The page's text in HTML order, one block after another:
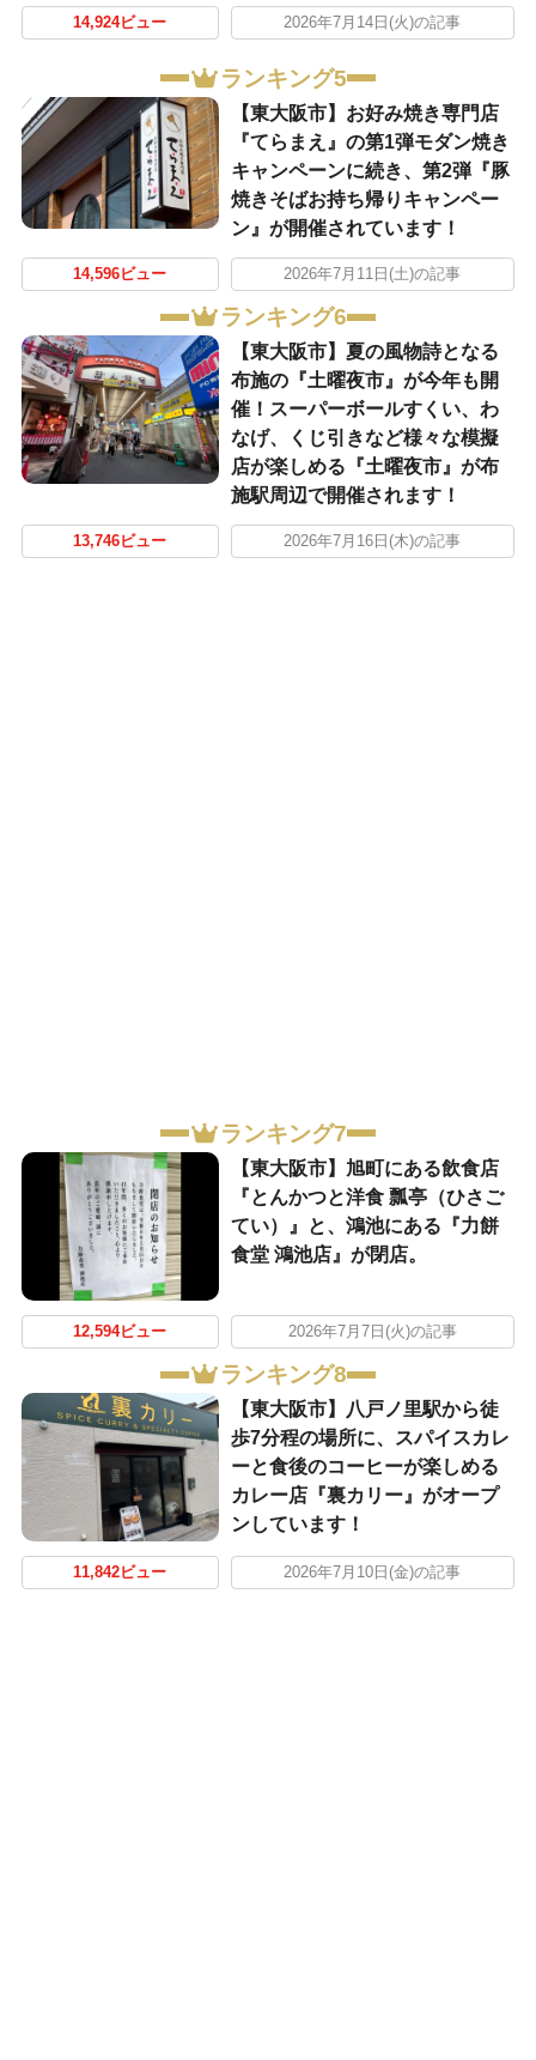
14,924ビュー 2026年7月14日(火)の記事
ランキング5
【東大阪市】お好み焼き専門店
『てらまえ』の第1弾モダン焼き
キャンペーンに続き、第2弾『豚
焼きそばお持ち帰りキャンペー
ン』が開催されています！
14,596ビュー 2026年7月11日(土)の記事
ランキング6
【東大阪市】夏の風物詩となる
布施の『土曜夜市』が今年も開
催！スーパーボールすくい、わ
なげ、くじ引きなど様々な模擬
店が楽しめる『土曜夜市』が布
施駅周辺で開催されます！
13,746ビュー 2026年7月16日(木)の記事
ランキング7
【東大阪市】旭町にある飲食店
『とんかつと洋食 瓢亭（ひさご
てい）』と、鴻池にある『力餅
食堂 鴻池店』が閉店。
12,594ビュー 2026年7月7日(火)の記事
ランキング8
【東大阪市】八戸ノ里駅から徒
歩7分程の場所に、スパイスカレ
ーと食後のコーヒーが楽しめる
カレー店『裏カリー』がオープ
ンしています！
11,842ビュー 2026年7月10日(金)の記事